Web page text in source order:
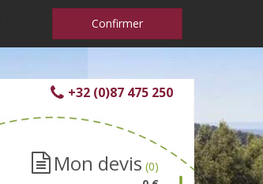
Confirmer
+32 (0)87 475 250
Mon devis (0)